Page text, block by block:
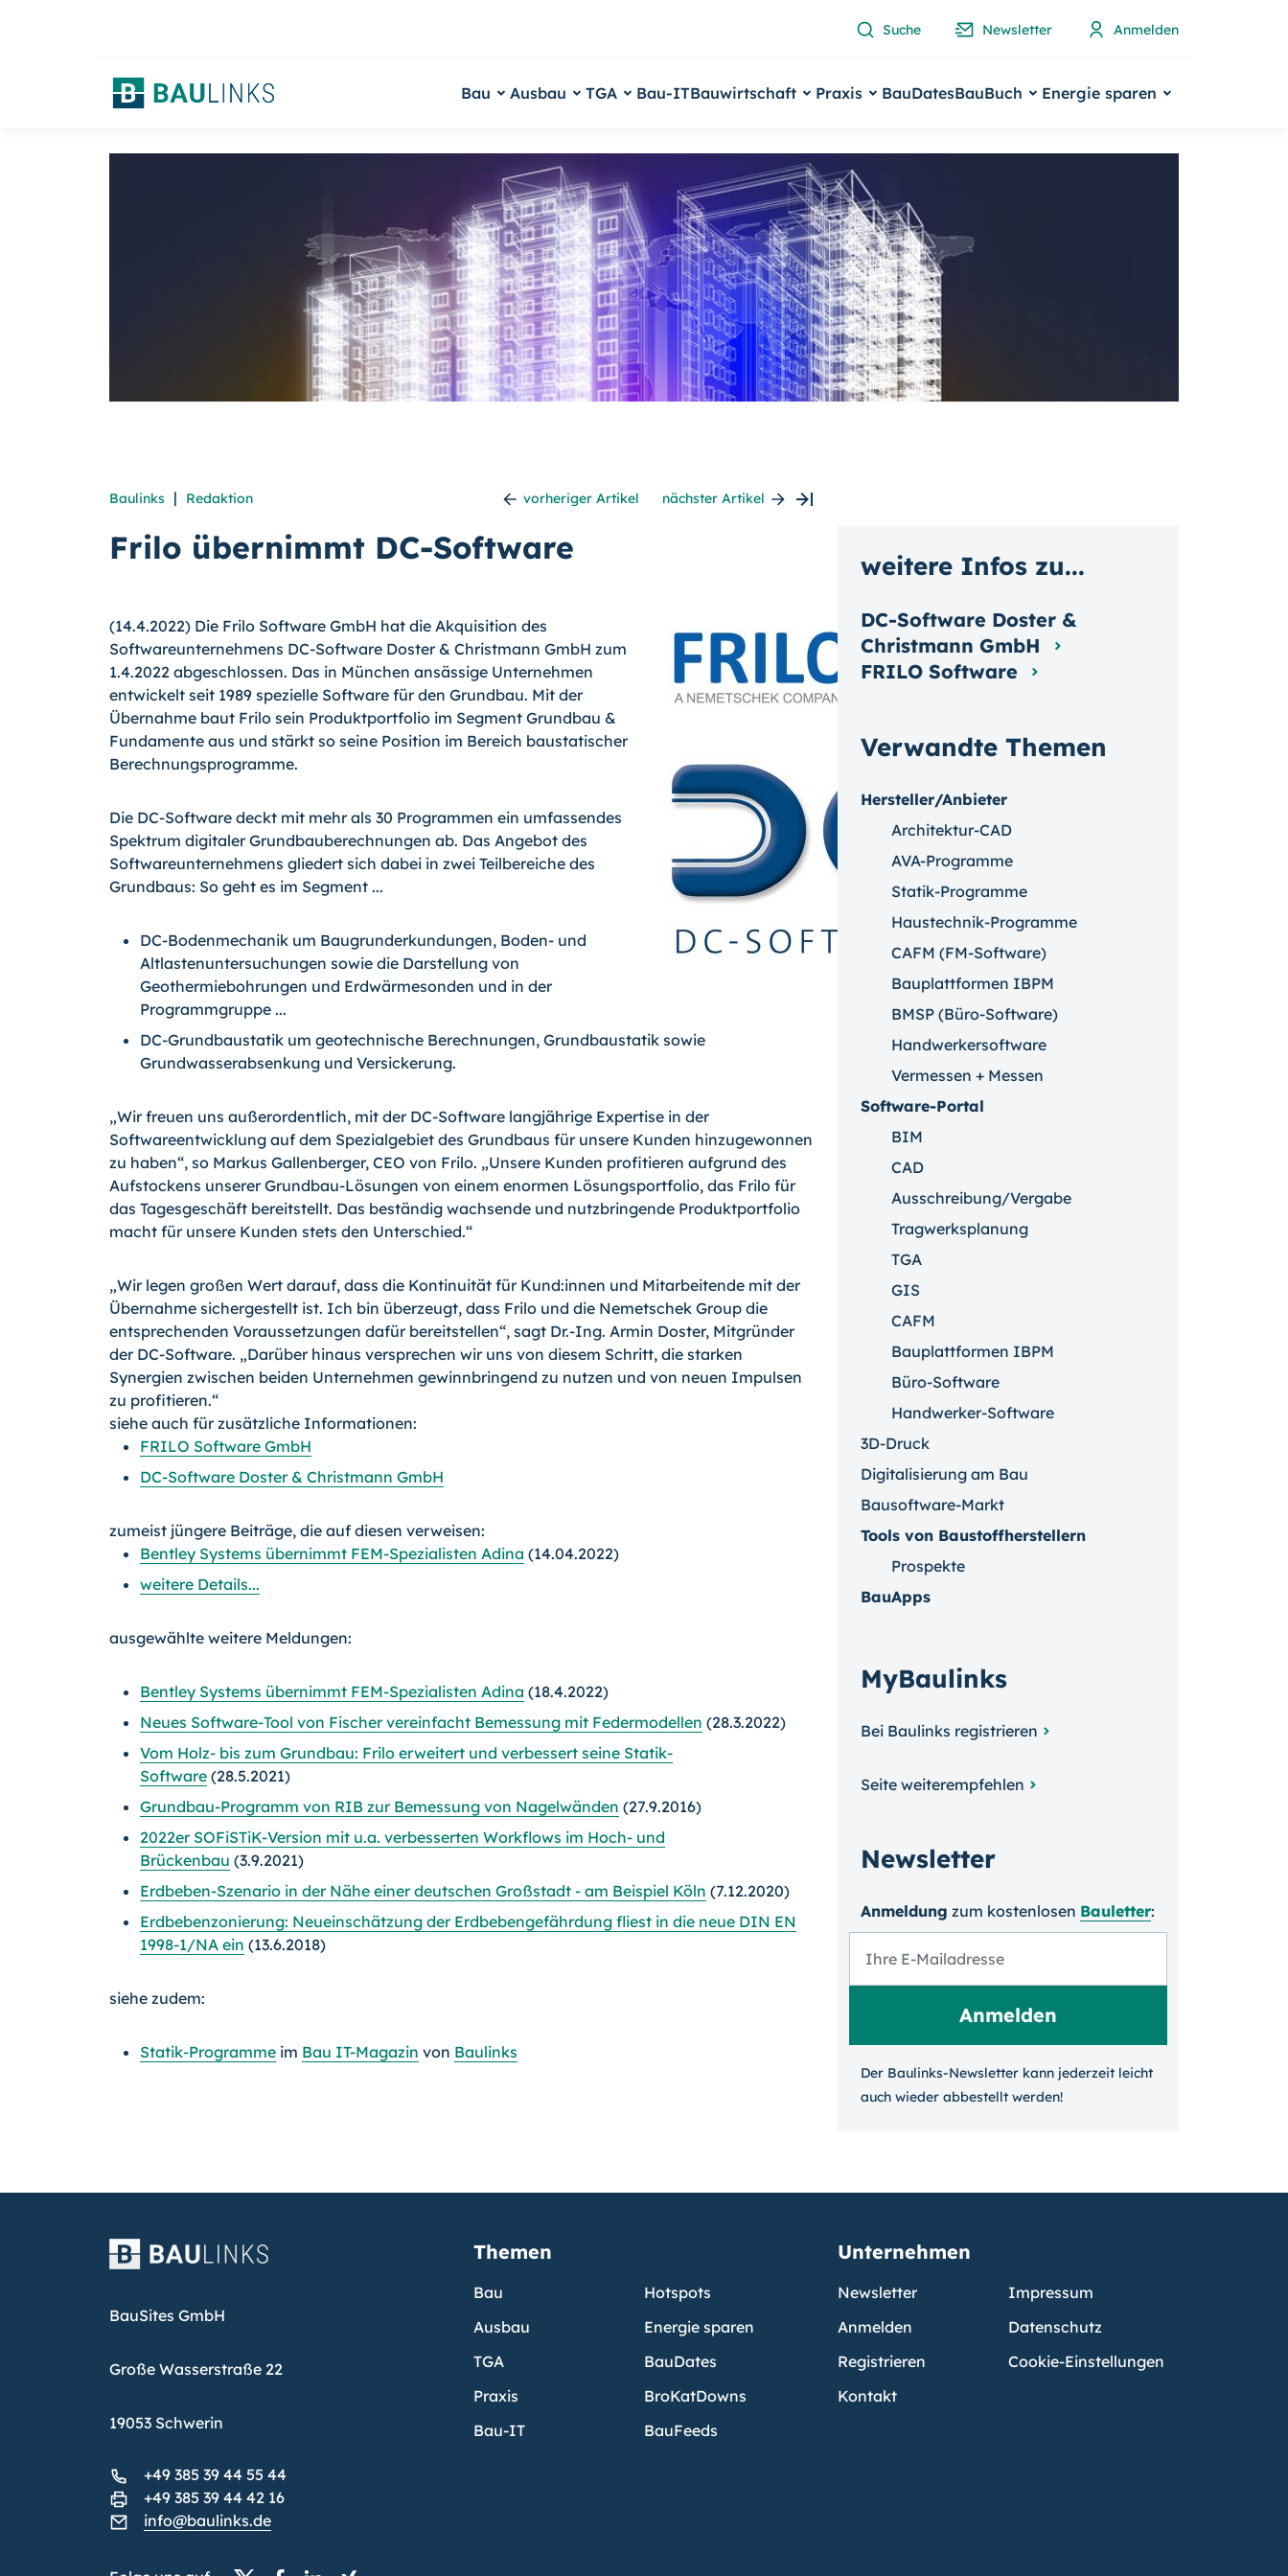
Suche Newsletter Anmelden
Bau Ausbau TGA Bau-ITBauwirtschaft Praxis BauDatesBauBuch Energie sparen
Baulinks | Redaktion vorheriger Artikel nächster Artikel
Frilo übernimmt DC-Software
(14.4.2022) Die Frilo Software GmbH hat die Akquisition des
Softwareunternehmens DC-Software Doster & Christmann GmbH zum
1.4.2022 abgeschlossen. Das in München ansässige Unternehmen
entwickelt seit 1989 spezielle Software für den Grundbau. Mit der
Übernahme baut Frilo sein Produktportfolio im Segment Grundbau &
Fundamente aus und stärkt so seine Position im Bereich baustatischer
Berechnungsprogramme.
Die DC-Software deckt mit mehr als 30 Programmen ein umfassendes
Spektrum digitaler Grundbauberechnungen ab. Das Angebot des
Softwareunternehmens gliedert sich dabei in zwei Teilbereiche des
Grundbaus: So geht es im Segment ...
DC-Bodenmechanik um Baugrunderkundungen, Boden- und
Altlastenuntersuchungen sowie die Darstellung von
Geothermiebohrungen und Erdwärmesonden und in der
Programmgruppe ...
DC-Grundbaustatik um geotechnische Berechnungen, Grundbaustatik sowie
Grundwasserabsenkung und Versickerung.
„Wir freuen uns außerordentlich, mit der DC-Software langjährige Expertise in der
Softwareentwicklung auf dem Spezialgebiet des Grundbaus für unsere Kunden hinzugewonnen
zu haben“, so Markus Gallenberger, CEO von Frilo. „Unsere Kunden profitieren aufgrund des
Aufstockens unserer Grundbau-Lösungen von einem enormen Lösungsportfolio, das Frilo für
das Tagesgeschäft bereitstellt. Das beständig wachsende und nutzbringende Produktportfolio
macht für unsere Kunden stets den Unterschied.“
„Wir legen großen Wert darauf, dass die Kontinuität für Kund:innen und Mitarbeitende mit der
Übernahme sichergestellt ist. Ich bin überzeugt, dass Frilo und die Nemetschek Group die
entsprechenden Voraussetzungen dafür bereitstellen“, sagt Dr.-Ing. Armin Doster, Mitgründer
der DC-Software. „Darüber hinaus versprechen wir uns von diesem Schritt, die starken
Synergien zwischen beiden Unternehmen gewinnbringend zu nutzen und von neuen Impulsen
zu profitieren.“
siehe auch für zusätzliche Informationen:
FRILO Software GmbH
DC-Software Doster & Christmann GmbH
zumeist jüngere Beiträge, die auf diesen verweisen:
Bentley Systems übernimmt FEM-Spezialisten Adina (14.04.2022)
weitere Details...
ausgewählte weitere Meldungen:
Bentley Systems übernimmt FEM-Spezialisten Adina (18.4.2022)
Neues Software-Tool von Fischer vereinfacht Bemessung mit Federmodellen (28.3.2022)
Vom Holz- bis zum Grundbau: Frilo erweitert und verbessert seine Statik-
Software (28.5.2021)
Grundbau-Programm von RIB zur Bemessung von Nagelwänden (27.9.2016)
2022er SOFiSTiK-Version mit u.a. verbesserten Workflows im Hoch- und
Brückenbau (3.9.2021)
Erdbeben-Szenario in der Nähe einer deutschen Großstadt - am Beispiel Köln (7.12.2020)
Erdbebenzonierung: Neueinschätzung der Erdbebengefährdung fliest in die neue DIN EN
1998-1/NA ein (13.6.2018)
siehe zudem:
Statik-Programme im Bau IT-Magazin von Baulinks
Verwandte Themen
Hersteller/Anbieter
Architektur-CAD
AVA-Programme
Statik-Programme
Haustechnik-Programme
CAFM (FM-Software)
Bauplattformen IBPM
BMSP (Büro-Software)
Handwerkersoftware
Vermessen + Messen
Software-Portal
BIM
CAD
Ausschreibung/Vergabe
Tragwerksplanung
TGA
GIS
CAFM
Bauplattformen IBPM
Büro-Software
Handwerker-Software
3D-Druck
Digitalisierung am Bau
Bausoftware-Markt
Tools von Baustoffherstellern
Prospekte
BauApps
MyBaulinks
Bei Baulinks registrieren
Seite weiterempfehlen
Newsletter
Anmeldung zum kosten­losen Bauletter:
Der Baulinks-Newsletter kann jeder­zeit leicht
auch wieder ab­bestellt werden!
weitere Infos zu...
DC-Software Doster &
Christmann GmbH
FRILO Software
BauSites GmbH
Große Wasserstraße 22
19053 Schwerin
+49 385 39 44 55 44
+49 385 39 44 42 16
info@baulinks.de
Themen
Bau
Ausbau
TGA
Praxis
Bau-IT
Hotspots
Energie sparen
BauDates
BroKatDowns
BauFeeds
Unternehmen
Newsletter
Anmelden
Registrieren
Kontakt
Impressum
Datenschutz
Cookie-Einstellungen